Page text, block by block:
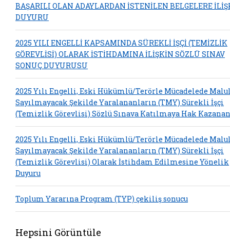
BAŞARILI OLAN ADAYLARDAN İSTENİLEN BELGELERE
DUYURU
2025 YILI ENGELLİ KAPSAMINDA SÜREKLİ İŞÇİ (TEMİZLİK
GÖREVLİSİ) OLARAK İSTİHDAMINA İLİŞKİN SÖZLÜ SINAV
SONUÇ DUYURUSU
2025 Yılı Engelli, Eski Hükümlü/Terörle Mücadelede
Sayılmayacak Şekilde Yaralananların (TMY) Sürekli İşçi
(Temizlik Görevlisi) Sözlü Sınava Katılmaya Hak
2025 Yılı Engelli, Eski Hükümlü/Terörle Mücadelede
Sayılmayacak Şekilde Yaralananların (TMY) Sürekli İşçi
(Temizlik Görevlisi) Olarak İstihdam Edilmesine Yönelik
Duyuru
Toplum Yararına Program (TYP) çekiliş sonucu
Hepsini Görüntüle